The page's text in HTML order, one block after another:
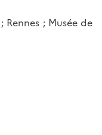
; Musée de